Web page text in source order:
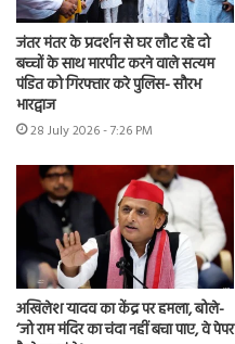
जंतर मंतर के प्रदर्शन से घर लौट रहे दो
बच्चों के साथ मारपीट करने वाले सत्यम
पंडित को गिरफ्तार करे पुलिस- सौरभ
भारद्वाज
28 July 2026 - 7:26 PM
अखिलेश यादव का केंद्र पर हमला, बोले-
‘जो राम मंदिर का चंदा नहीं बचा पाए, वे पेपर